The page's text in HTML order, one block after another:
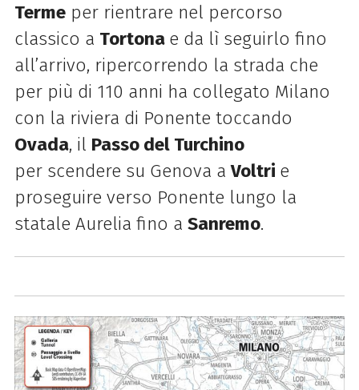
Termeper rientrare nel percorso
classico a Tortona e da lì seguirlo fino
all’arrivo, ripercorrendo la strada che
per più di 110 anni ha collegato Milano
con la riviera di Ponente toccando
Ovada, il Passo del Turchino
per scendere su Genova aVoltri e
proseguire verso Ponente lungo la
statale Aurelia fino a Sanremo.